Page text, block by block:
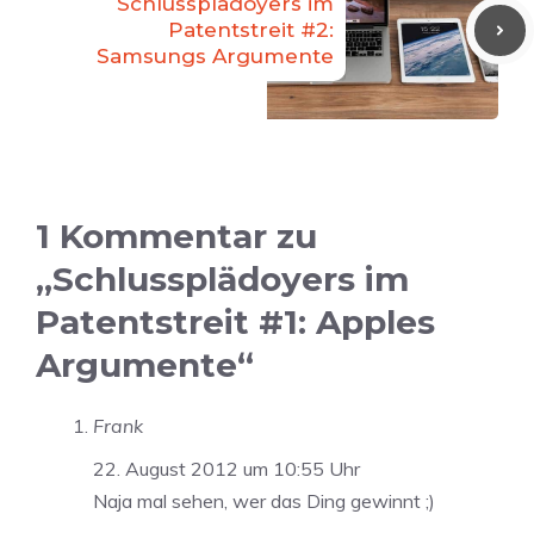
Patentstreit #2:
Samsungs Argumente
1 Kommentar zu
„Schlussplädoyers im
Patentstreit #1: Apples
Argumente“
Frank
22. August 2012 um 10:55 Uhr
Naja mal sehen, wer das Ding gewinnt ;)